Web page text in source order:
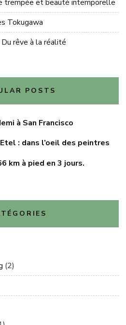
trempée et beauté intemporelle
Tokugawa
Du rêve à la réalité
POSTS
à San Francisco
: dans l’oeil des peintres
km à pied en 3 jours.
(2)